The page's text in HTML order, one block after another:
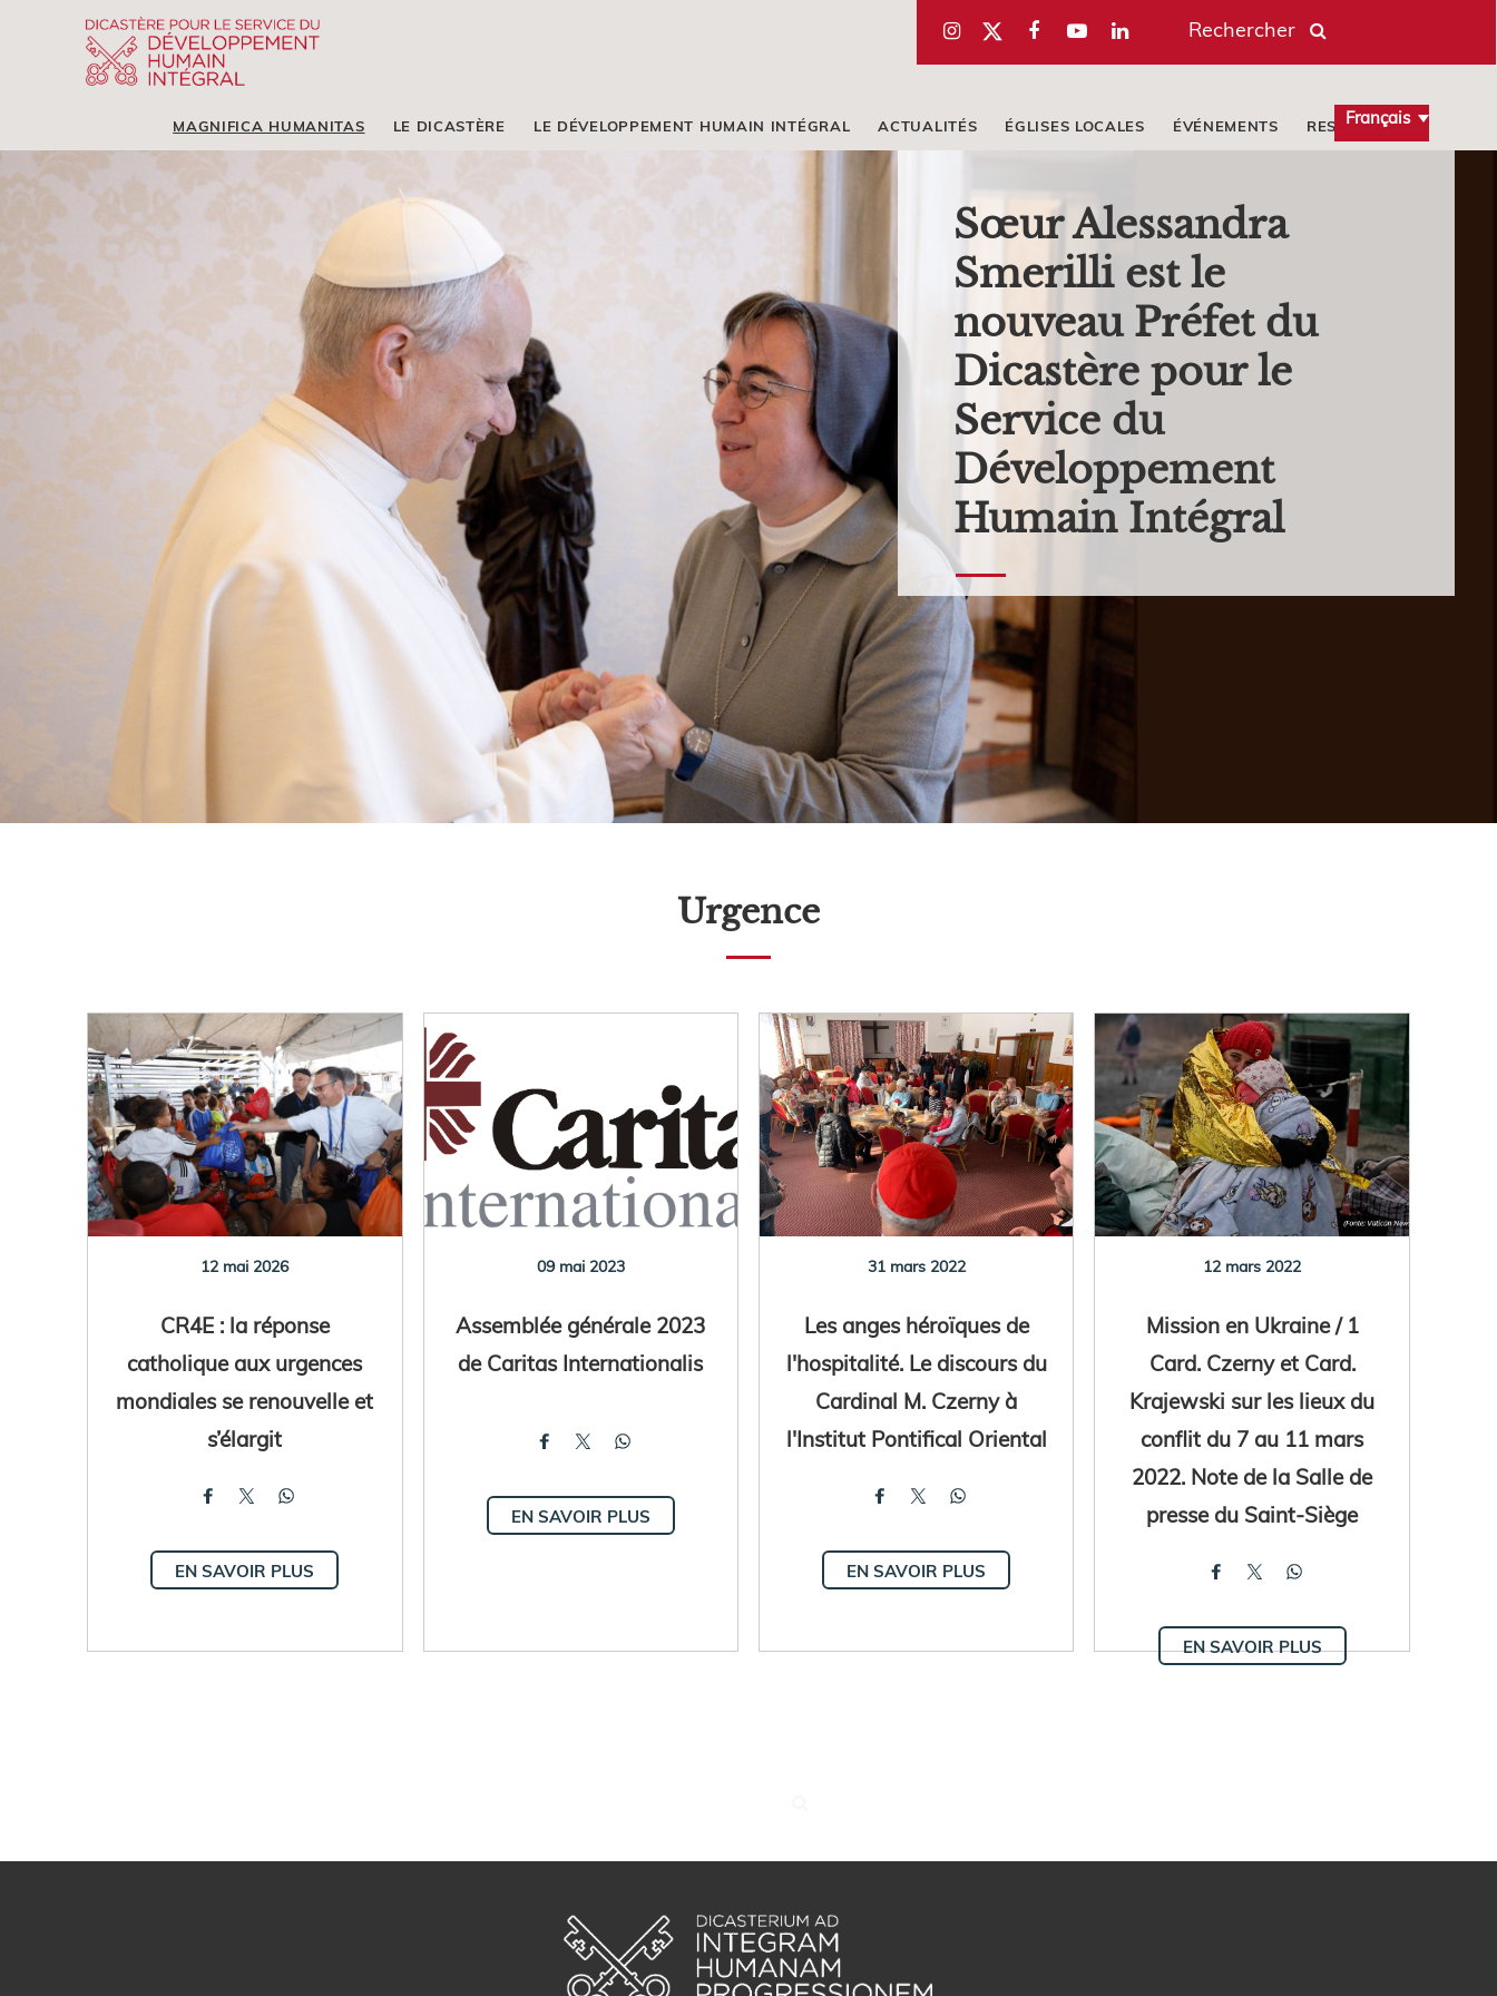
Rechercher
Français
MAGNIFICA HUMANITAS LE DICASTÈRE LE DÉVELOPPEMENT HUMAIN INTÉGRAL ACTUALITÉS ÉGLISES LOCALES ÉVÉNEMENTS RESSOURCES
Sœur Alessandra
Smerilli est le
nouveau Préfet du
Dicastère pour le
Service du
Développement
Humain Intégral
Urgence
12 mai 2026
CR4E : la réponse
catholique aux urgences
mondiales se renouvelle et
s’élargit
EN SAVOIR PLUS
09 mai 2023
Assemblée générale 2023
de Caritas Internationalis
EN SAVOIR PLUS
31 mars 2022
Les anges héroïques de
l'hospitalité. Le discours du
Cardinal M. Czerny à
l'Institut Pontifical Oriental
EN SAVOIR PLUS
12 mars 2022
Mission en Ukraine / 1
Card. Czerny et Card.
Krajewski sur les lieux du
conflit du 7 au 11 mars
2022. Note de la Salle de
presse du Saint-Siège
EN SAVOIR PLUS